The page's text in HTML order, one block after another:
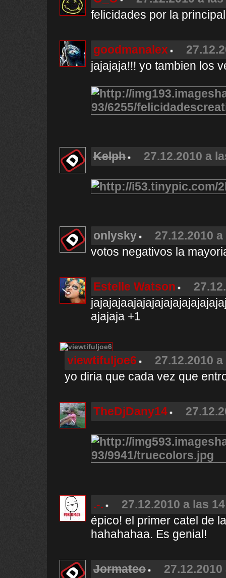
felicidades por la
goodmanalex
jajajaja!!! yo tambien los
Kelph 27.12.2010 a
onlysky
27.12.2010
votos negativos la
Estelle Watson
ajajaja +1
viewtifuljoe6
27.12.2010
yo diria que cada vez que
TheDjDany14
.-.
27.12.2010 a las
épico! el primer catel de
hahahahaa. Es genial!
Jormateo